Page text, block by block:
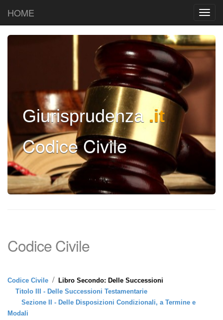
HOME
Giurisprudenza .it
Codice Civile
Codice Civile
Codice Civile / Libro Secondo: Delle Successioni
Titolo III - Delle Successioni Testamentarie
Sezione II - Delle Disposizioni Condizionali, a Termine e
Modali